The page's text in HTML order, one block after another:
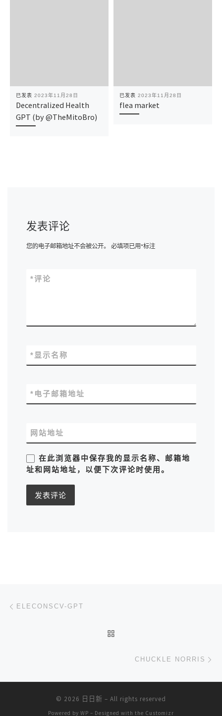
已发表 2023年11月28日
Decentralized Health
GPT (by @TheMitoBro)
已发表 2023年11月28日
flea market
发表评论
您的电子邮箱地址不会被公开。 必填项已用*标注
评论
*
显示名称
*
电子邮箱地址
*
网站地址
在此浏览器中保存我的显示名称、邮箱地
址和网站地址，以便下次评论时使用。
文章导航
ELECONSCV-GPT
CHUCKLE NORRIS
© 2026 日日新 – All rights reserved
Powered by WP – Designed with the Customizr